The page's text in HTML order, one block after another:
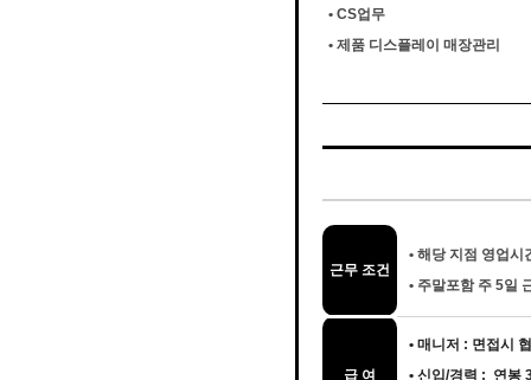
• CS업무
• 제품 디스플레이 매장관리
근무 조건
• 해당 지점 영업시
• 주말포함 주 5일
급 여
• 매니저 : 면접시
• 신입/경력 : 연봉